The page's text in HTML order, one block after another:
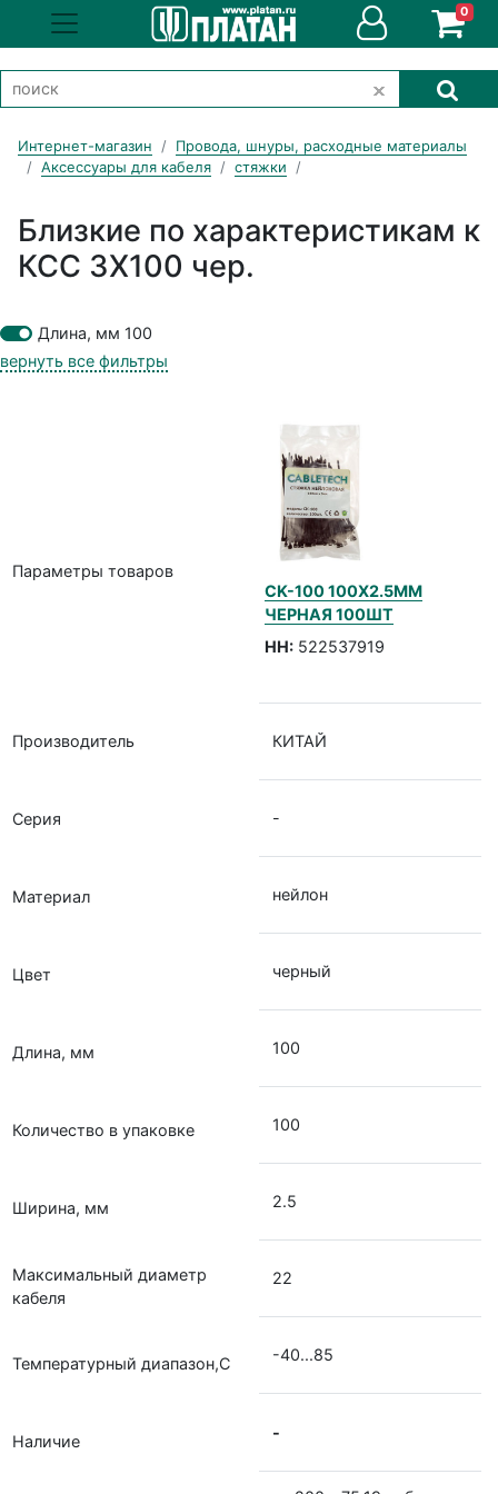
0
Интернет-магазин
Провода, шнуры, расходные материалы
Аксессуары для кабеля
стяжки
Близкие по характеристикам к
КСС 3Х100 чер.
Длина, мм 100
вернуть все фильтры
Параметры товаров
CK-100 100Х2.5ММ
ЧЕРНАЯ 100ШТ
НН:522537919
Производитель
Серия
Материал
Цвет
Длина, мм
Количество в упаковке
Ширина, мм
Максимальный диаметр
кабеля
Температурный диапазон,С
Наличие
КИТАЙ
-
нейлон
черный
100
100
2.5
22
-40...85
-